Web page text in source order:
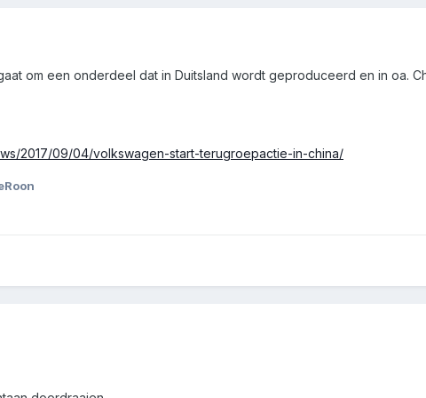
om een onderdeel dat in Duitsland wordt geproduceerd en in oa.
2017/09/04/volkswagen-start-terugroepactie-in-china/